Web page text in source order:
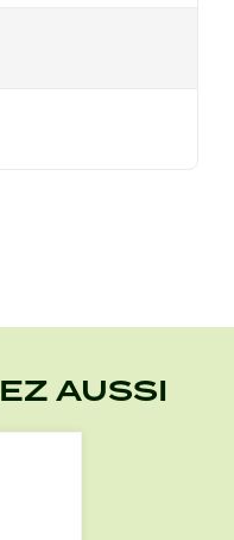
AUSSI